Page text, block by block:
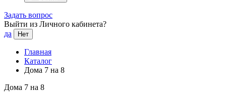
Задать вопрос
Выйти из Личного кабинета?
да
Нет
Главная
Каталог
Дома 7 на 8
Дома 7 на 8